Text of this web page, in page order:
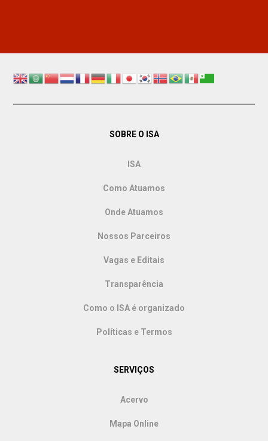
SOBRE O ISA
ISA
Como Atuamos
Onde Atuamos
Nossos Parceiros
Vagas e Editais
Transparência
Como o ISA é organizado
Políticas e Termos
SERVIÇOS
Acervo
Mapa Online